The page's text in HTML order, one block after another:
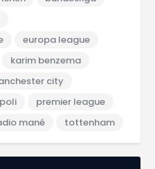
europa league
karim benzema
city
premier league
mané tottenham